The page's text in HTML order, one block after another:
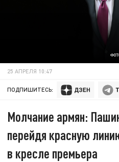
25 АПРЕЛЯ 10:47
ПОДПИШИТЕСЬ:
Молчание армян:
перейдя красную
в кресле премьера